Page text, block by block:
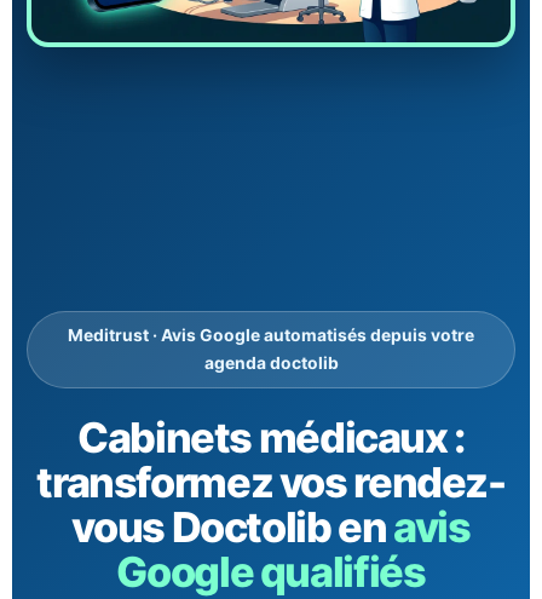
Meditrust · Avis Google automatisés depuis votre
agenda doctolib
Cabinets médicaux :
transformez vos rendez-
vous Doctolib enavis
Google qualifiés